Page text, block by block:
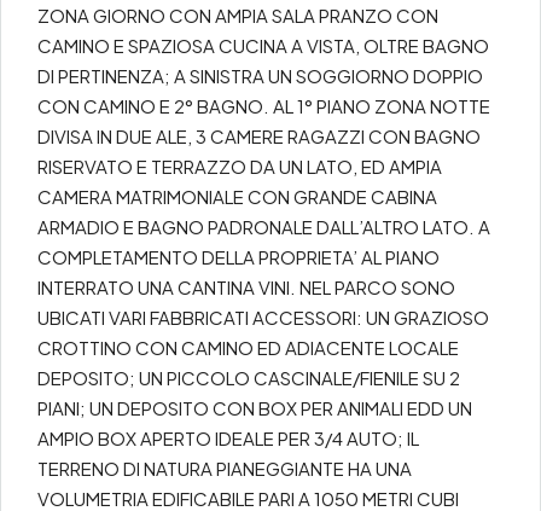
ZONA GIORNO CON AMPIA SALA PRANZO CON
CAMINO E SPAZIOSA CUCINA A VISTA, OLTRE BAGNO
DI PERTINENZA; A SINISTRA UN SOGGIORNO DOPPIO
CON CAMINO E 2° BAGNO. AL 1° PIANO ZONA NOTTE
DIVISA IN DUE ALE, 3 CAMERE RAGAZZI CON BAGNO
RISERVATO E TERRAZZO DA UN LATO, ED AMPIA
CAMERA MATRIMONIALE CON GRANDE CABINA
ARMADIO E BAGNO PADRONALE DALL’ALTRO LATO. A
COMPLETAMENTO DELLA PROPRIETA’ AL PIANO
INTERRATO UNA CANTINA VINI. NEL PARCO SONO
UBICATI VARI FABBRICATI ACCESSORI: UN GRAZIOSO
CROTTINO CON CAMINO ED ADIACENTE LOCALE
DEPOSITO; UN PICCOLO CASCINALE/FIENILE SU 2
PIANI; UN DEPOSITO CON BOX PER ANIMALI EDD UN
AMPIO BOX APERTO IDEALE PER 3/4 AUTO; IL
TERRENO DI NATURA PIANEGGIANTE HA UNA
VOLUMETRIA EDIFICABILE PARI A 1050 METRI CUBI